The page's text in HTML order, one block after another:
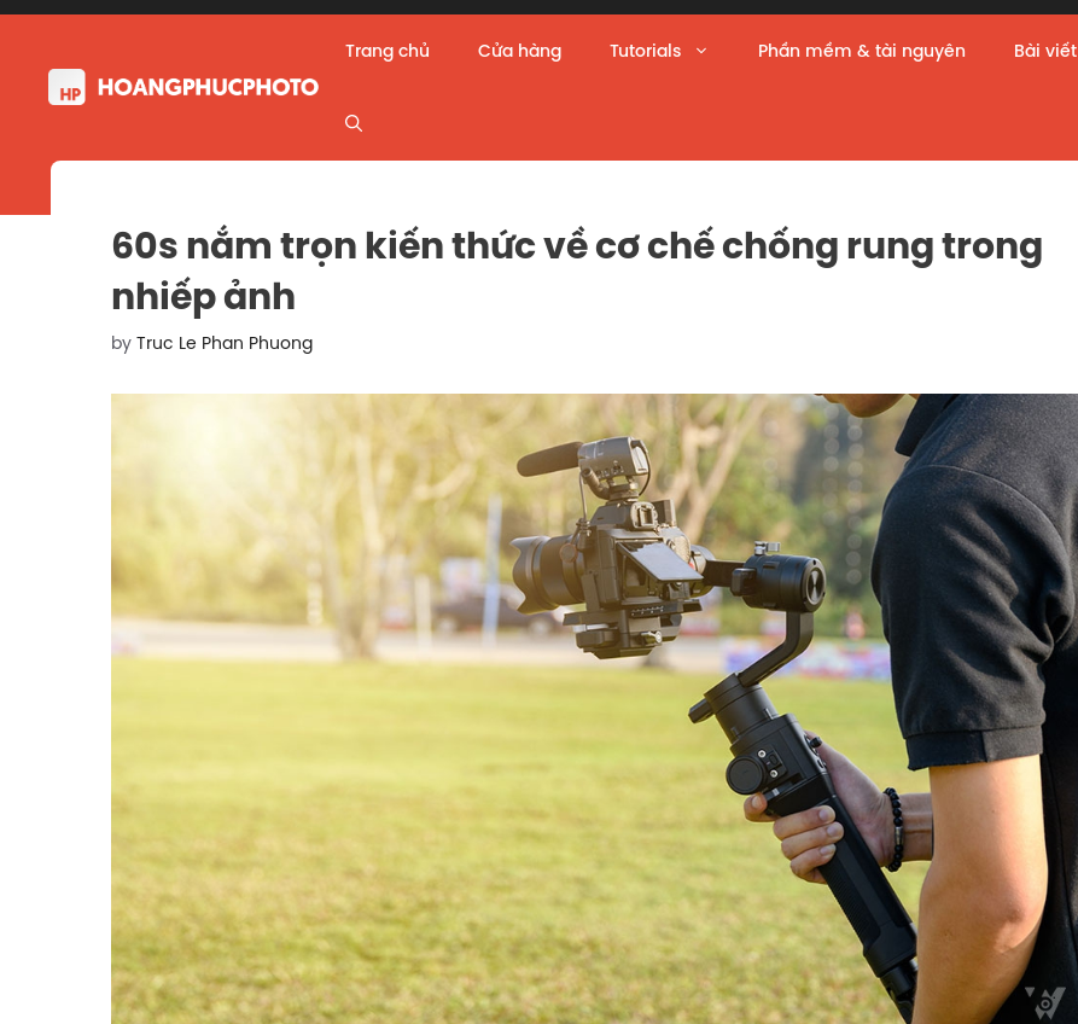
Skip
content
Trang chủ Cửa hàng Tutorials Phần mềm & tài nguyên Bài viết
60s nắm trọn kiến thức về cơ chế chống rung trong
nhiếp ảnh
by Truc Le Phan Phuong